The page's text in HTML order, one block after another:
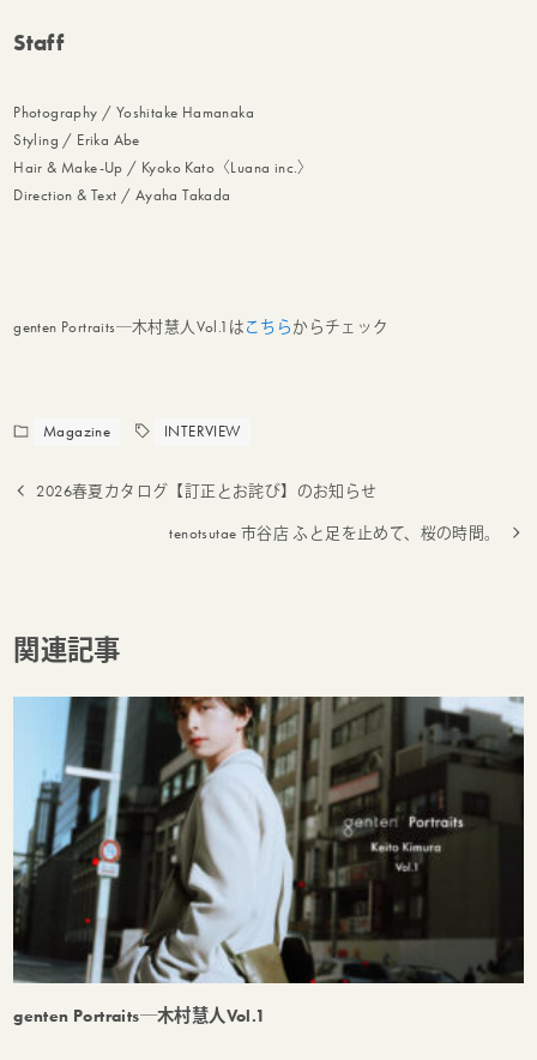
Staff
Photography / Yoshitake Hamanaka
Styling / Erika Abe
Hair & Make-Up / Kyoko Kato〈Luana inc.〉
Direction & Text / Ayaha Takada
genten Portraits─木村慧人Vol.1は こちら からチェック
Magazine INTERVIEW
2026春夏カタログ【訂正とお詫び】のお知らせ
tenotsutae 市谷店 ふと足を止めて、桜の時間。
関連記事
genten Portraits─木村慧人Vol.1